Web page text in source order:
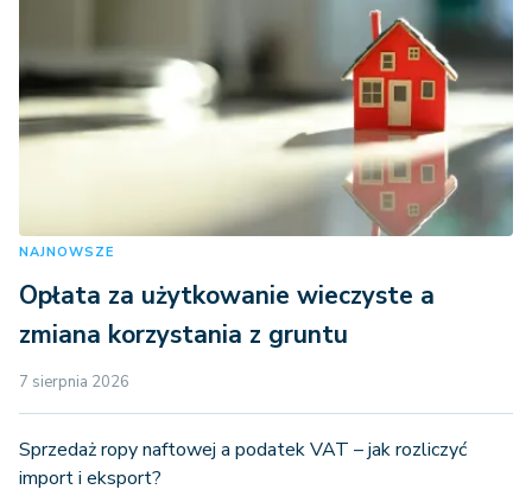
NAJNOWSZE
Opłata za użytkowanie wieczyste a
zmiana korzystania z gruntu
7 sierpnia 2026
Sprzedaż ropy naftowej a podatek VAT – jak rozliczyć
import i eksport?